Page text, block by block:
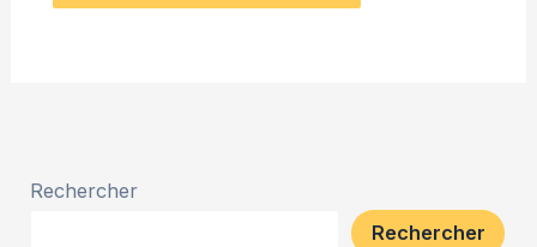
Rechercher
Rechercher